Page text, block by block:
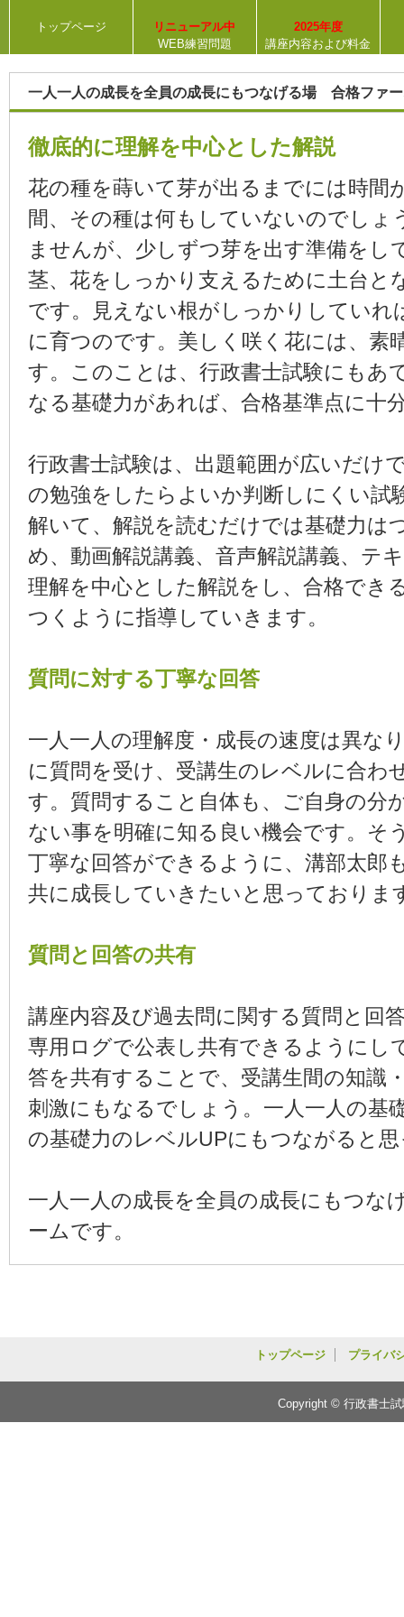
トップページ
リニューアル中
WEB練習問題
2025年度
講座内容および料金
一人一人の成長を全員の成長にもつなげる場 合格ファ
徹底的に理解を中心とした解説
花の種を蒔いて芽が出るまでには時間
間、その種は何もしていないのでしょ
ませんが、少しずつ芽を出す準備をし
茎、花をしっかり支えるために土台と
です。見えない根がしっかりしていれ
に育つのです。美しく咲く花には、素
す。このことは、行政書士試験にもあ
なる基礎力があれば、合格基準点に十
行政書士試験は、出題範囲が広いだけ
の勉強をしたらよいか判断しにくい試
解いて、解説を読むだけでは基礎力は
め、動画解説講義、音声解説講義、テ
理解を中心とした解説をし、合格でき
つくように指導していきます。
質問に対する丁寧な回答
一人一人の理解度・成長の速度は異な
に質問を受け、受講生のレベルに合わ
す。質問すること自体も、ご自身の分
ない事を明確に知る良い機会です。そ
丁寧な回答ができるように、溝部太郎
共に成長していきたいと思っておりま
質問と回答の共有
講座内容及び過去問に関する質問と回
専用ログで公表し共有できるようにし
答を共有することで、受講生間の知識
刺激にもなるでしょう。一人一人の基
の基礎力のレベルUPにもつながると
一人一人の成長を全員の成長にもつな
ームです。
トップページ プライバ
Copyright © 行政書士